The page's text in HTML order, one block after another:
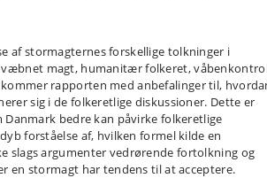
af stormagternes forskellige tolkninger i
væbnet magt, humanitær folkeret,
rapporten med anbefalinger til,
sig i de folkeretlige diskussioner. Dette er
bedre kan påvirke folkeretlige
forståelse af, hvilken formel kilde en
slags argumenter vedrørende fortolkning og
en stormagt har tendens til at acceptere.